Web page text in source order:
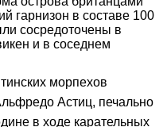
гарнизон в составе 100
сосредоточены в
и в соседнем
морпехов
Астиц, печально
в ходе карательных